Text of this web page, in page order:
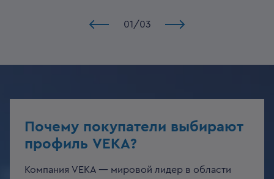
01 /03
Почему покупатели выбирают
профиль VEKA?
Компания VEKA — мировой лидер в области